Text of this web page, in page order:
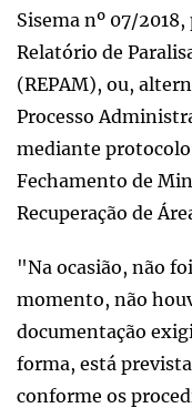
Sisema nº 07/
Relatório de
(REPAM), ou,
Processo
mediante
Fechamento de
Recuperação de
"Na ocasião, não
momento, não
documentação
forma, está
conforme os